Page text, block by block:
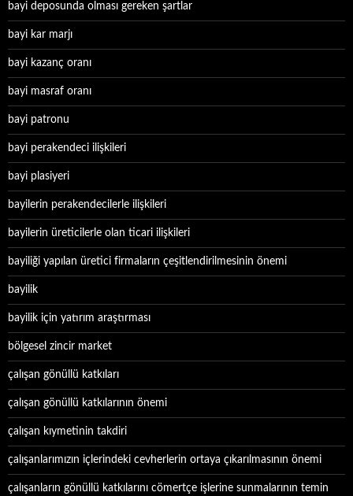
bayi deposunda olması gereken şartlar
bayi kar marjı
bayi kazanç oranı
bayi masraf oranı
bayi patronu
bayi perakendeci ilişkileri
bayi plasiyeri
bayilerin perakendecilerle ilişkileri
bayilerin üreticilerle olan ticari ilişkileri
bayiliği yapılan üretici firmaların çeşitlendirilmesinin önemi
bayilik
bayilik için yatırım araştırması
bölgesel zincir market
çalışan gönüllü katkıları
çalışan gönüllü katkılarının önemi
çalışan kıymetinin takdiri
çalışanlarımızın içlerindeki cevherlerin ortaya çıkarılmasının önemi
çalışanların gönüllü katkılarını cömertçe işlerine sunmalarının temin